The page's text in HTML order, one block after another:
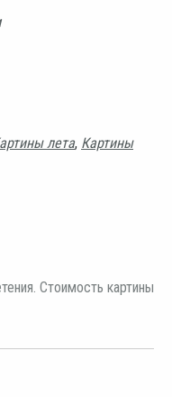
лета, Картины
Стоимость картины